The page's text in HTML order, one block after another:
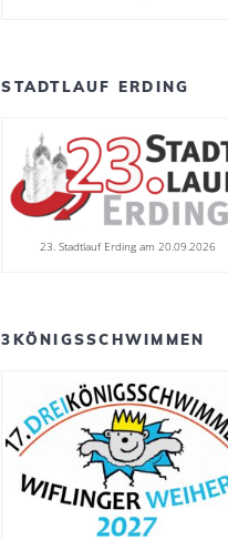
STADTLAUF ERDING
23. Stadtlauf Erding am 20.09.2026
3KÖNIGSSCHWIMMEN